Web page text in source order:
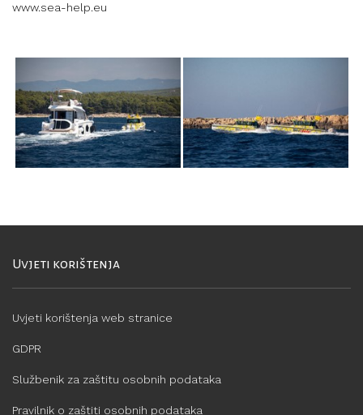
www.sea-help.eu
Uvjeti korištenja
Uvjeti korištenja web stranice
GDPR
Službenik za zaštitu osobnih podataka
Pravilnik o zaštiti osobnih podataka